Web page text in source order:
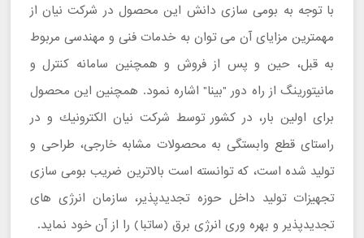
با توجه به بومی سازی دانش اين محصول در شركت نيان از
مهمترين مزایای آن می توان به خدمات فنی و مهندسی مربوط
به قبل، حين و پس از فروش و همچنين سامانه كنترل و
مانيتورينگ از راه دور "بينا" اشاره نمود. همچنين اين محصول
برای اولين بار، در كشور توسط شركت نيان الكترونيك و در
راستای قطع وابستگی به محصولات مشابه خارجی، طراحی و
توليد شده است، كه توانسته است بالاترين ضريب بومی سازی
تجهيزات توليد داخل حوزه تجديدپذير، سازمان انرژی های
تجديدپذير و بهره وری انرژی برق (ساتبا) را از آن خود نمايد.